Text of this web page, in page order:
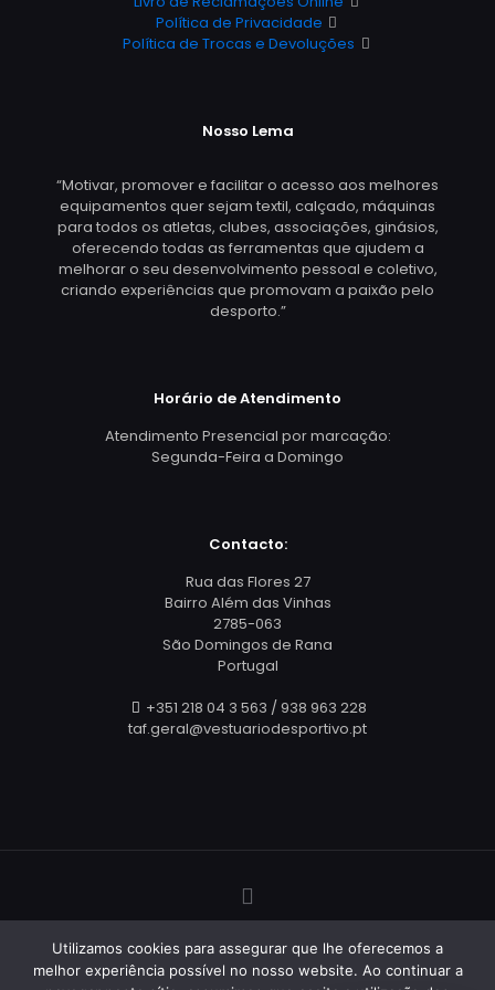
Política de Privacidade
Política de Trocas e Devoluções
Nosso Lema
“Motivar, promover e facilitar o acesso aos melhores
equipamentos quer sejam textil, calçado, máquinas
para todos os atletas, clubes, associações, ginásios,
oferecendo todas as ferramentas que ajudem a
melhorar o seu desenvolvimento pessoal e coletivo,
criando experiências que promovam a paixão pelo
desporto.”
Horário de Atendimento
Atendimento Presencial por marcação:
Segunda-Feira a Domingo
Contacto:
Rua das Flores 27
Bairro Além das Vinhas
2785-063
São Domingos de Rana
Portugal
+351 218 04 3 563 / 938 963 228
taf.geral@vestuariodesportivo.pt
© Todos os Direitos Reservados - 2025TAF Vestuário
Desportivo| Criado porWebis.pt
Utilizamos cookies para assegurar que lhe oferecemos a
melhor experiência possível no nosso website. Ao continuar a